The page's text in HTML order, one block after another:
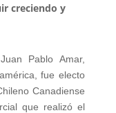
creciendo y
Pablo Amar,
fue electo
Canadiense
que realizó el